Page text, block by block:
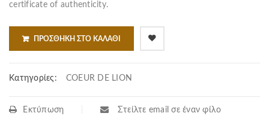
certificate of authenticity.
ΠΡΟΣΘΉΚΗ ΣΤΟ ΚΑΛΆΘΙ
Κατηγορίες: COEUR DE LION
Εκτύπωση Στείλτε email σε έναν φίλο